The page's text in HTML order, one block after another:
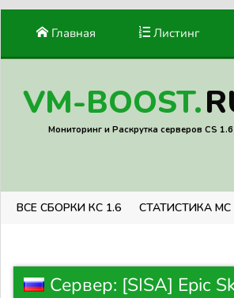
Главная Листинг
VM-BOOST.
Мониторинг и Раскрутка серверов CS 1.6
ВСЕ СБОРКИ КС 1.6 СТАТИСТИКА МС
Сервер: [SISA] Epic